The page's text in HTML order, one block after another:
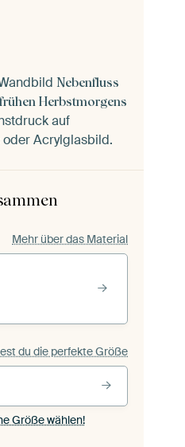
Nebenfluss
Herbstmorgens
auf
oder Acrylglasbild.
Mehr über das Material
du die perfekte Größe
Größe wählen!